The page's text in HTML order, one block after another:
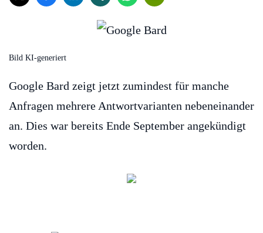
Bild KI-generiert
Google Bard zeigt jetzt zumindest für manche
Anfragen mehrere Antwortvarianten nebeneinander
an. Dies war bereits Ende September angekündigt
worden.